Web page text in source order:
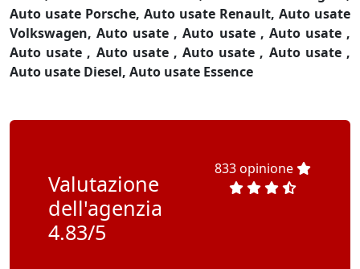
Auto usate Porsche, Auto usate Renault, Auto usate
Volkswagen,Auto usate ,Auto usate , Auto usate ,
Auto usate , Auto usate ,Auto usate , Auto usate ,
Auto usate Diesel, Auto usate Essence
Valutazione
dell'agenzia
4.83/5
833 opinione